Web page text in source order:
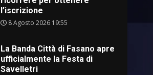
l’iscrizione
8 Agosto 2026 19:55
La Banda Città di Fasano apre
ufficialmente la Festa di
Savelletri